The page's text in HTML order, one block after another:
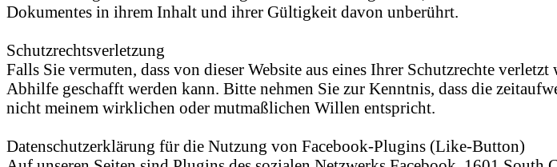
Dokumentes in ihrem Inhalt und ihrer Gültigkeit davon unberührt.
Schutzrechtsverletzung
Falls Sie vermuten, dass von dieser Website aus eines Ihrer Schutzrechte
Abhilfe geschafft werden kann. Bitte nehmen Sie zur Kenntnis, dass die
nicht meinem wirklichen oder mutmaßlichen Willen entspricht.
Datenschutzerklärung für die Nutzung von Facebook-Plugins (Like-Button)